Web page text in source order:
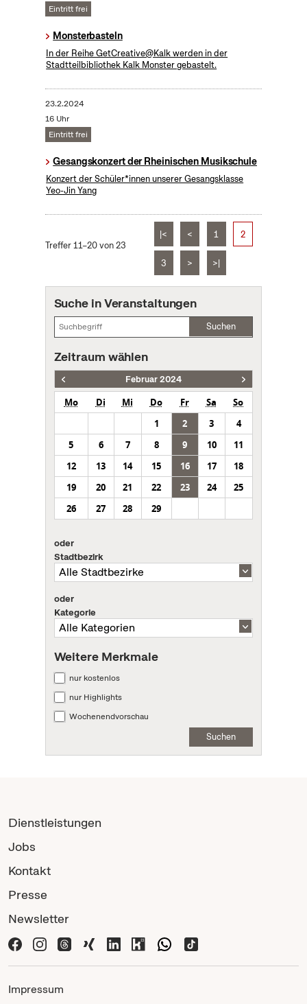
Eintritt frei
Monsterbasteln
In der Reihe GetCreative@Kalk werden in der
Stadtteilbibliothek Kalk Monster gebastelt.
23.2.2024
16 Uhr
Eintritt frei
Gesangskonzert der Rheinischen Musikschule
Konzert der Schüler*innen unserer Gesangsklasse
Yeo-Jin Yang
Treffer 11–20 von 23
|< < 1 2
3 > >|
Suche in Veranstaltungen
Suchen
Zeitraum wählen
Februar 2024
Mo Di Mi Do Fr Sa
So
1
2 3
4
5
6 7 8 9 10
11
12
13 14 15 16 17
18
19
20 21 22 23 24
25
26
27 28 29
oder
Stadtbezirk
oder
Kategorie
Weitere Merkmale
nur kostenlos
nur Highlights
Wochenendvorschau
Suchen
Dienstleistungen
Jobs
Kontakt
Presse
Newsletter
Impressum